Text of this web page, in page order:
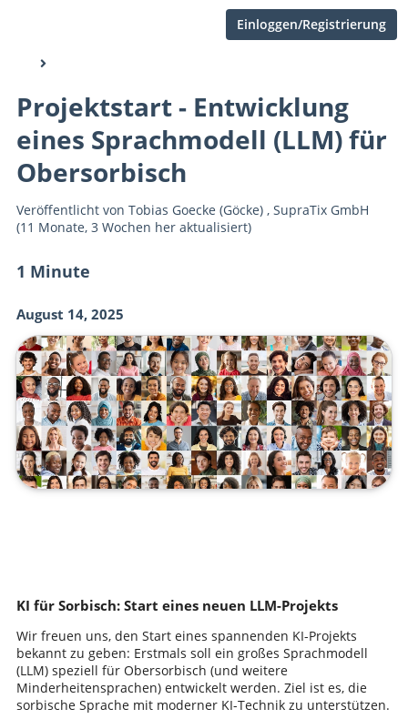
Einloggen/Registrierung
1 Minute
August 14, 2025
Projektstart - Entwicklung
eines Sprachmodell (LLM) für
Obersorbisch
Veröffentlicht von Tobias Goecke (Göcke), SupraTix GmbH
(11 Monate, 3 Wochen her aktualisiert)
KI für Sorbisch: Start eines neuen LLM-Projekts
Wir freuen uns, den Start eines spannenden KI-Projekts
bekannt zu geben: Erstmals soll ein großes Sprachmodell
(LLM) speziell für Obersorbisch (und weitere
Minderheitensprachen) entwickelt werden. Ziel ist es, die
sorbische Sprache mit moderner KI-Technik zu unterstützen.